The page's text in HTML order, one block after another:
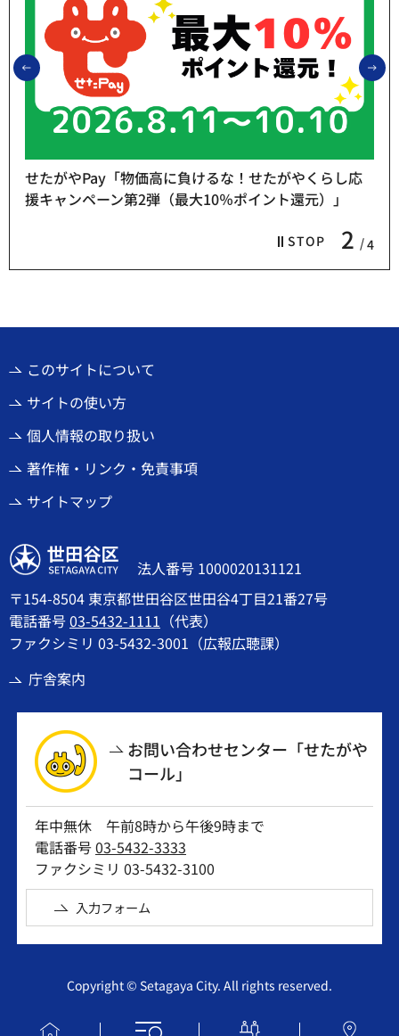
前のスライドを表示
STOP 2 4
せたがやPay「物価高に負けるな！せたがやくらし応
援キャンペーン第2弾（最大10％ポイント還元）」
このサイトについて
サイトの使い方
個人情報の取り扱い
著作権・リンク・免責事項
サイトマップ
世田谷区
法人番号 1000020131121
〒154-8504 東京都世田谷区世田谷4丁目21番27号
電話番号03-5432-1111 （代表）
ファクシミリ 03-5432-3001（広報広聴課）
庁舎案内
お問い合わせセンター「せたがや
コール」
年中無休 午前8時から午後9時まで
電話番号03-5432-3333
ファクシミリ 03-5432-3100
入力フォーム
Copyright © Setagaya City. All rights reserved.